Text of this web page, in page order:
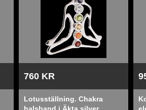
760 KR
Lotusställning. Chakra